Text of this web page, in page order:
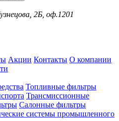
2Б, оф.1201
Акции Контакты О компании
Топливные фильтры
Трансмиссионные
Салонные фильтры
системы промышленного